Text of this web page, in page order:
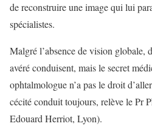
de reconstruire une image qui lui
spécialistes.
Malgré l’absence de vision globale,
avéré conduisent, mais le secret
ophtalmologue n’a pas le droit
cécité conduit toujours, relève le Pr
Edouard Herriot, Lyon).